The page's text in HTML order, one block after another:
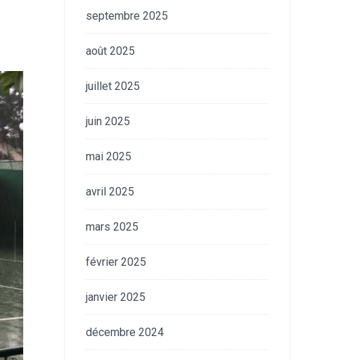
septembre 2025
août 2025
juillet 2025
juin 2025
mai 2025
avril 2025
mars 2025
février 2025
janvier 2025
décembre 2024